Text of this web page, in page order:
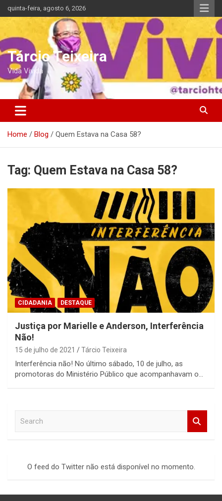
to
quinta-feira, agosto 6, 2026
Tárcio Teixeira
Vida Vivida
Home Blog Quem Estava na Casa 58?
Tag: Quem Estava na Casa 58?
CIDADANIA DESTAQUE
Justiça por Marielle e Anderson, Interferência
Não!
15 de julho de 2021 Tárcio Teixeira
Interferência não! No último sábado, 10 de julho, as
promotoras do Ministério Público que acompanhavam o…
O feed do Twitter não está disponível no momento.